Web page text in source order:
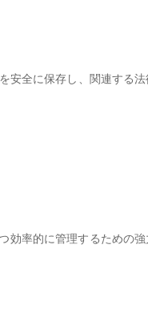
全に保存し、関連する
率的に管理するための